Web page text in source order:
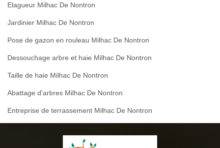
Elagueur Milhac De Nontron
Jardinier Milhac De Nontron
Pose de gazon en rouleau Milhac De Nontron
Dessouchage arbre et haie Milhac De Nontron
Taille de haie Milhac De Nontron
Abattage d'arbres Milhac De Nontron
Entreprise de terrassement Milhac De Nontron